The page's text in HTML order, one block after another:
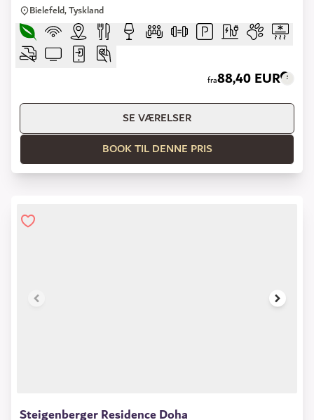
Bielefeld, Tyskland
fra88,40 EUR
SE VÆRELSER
BOOK TIL DENNE PRIS
Steigenberger Residence Doha